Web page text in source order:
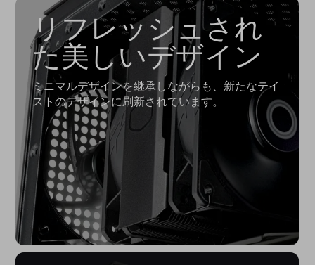
リフレッシュされ
た美しいデザイン
ミニマルデザインを継承しながらも、新たなテイ
ストのデザインに刷新されています。